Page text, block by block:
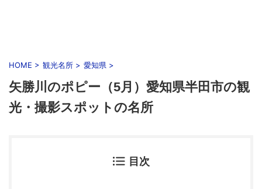
HOME > 観光名所 > 愛知県 >
矢勝川のポピー（5月）愛知県半田市の観
光・撮影スポットの名所
目次